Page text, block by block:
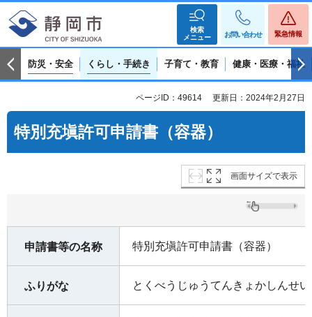
検索
メニュー
お問い合わせ 緊急情報
防災・安全 くらし・手続き 子育て・教育 健康・医療・福祉
ページID：49614 更新日：2024年2月27日
特別充塡許可申請書（容器）
画面サイズで表示
申請書等の名称 特別充塡許可申請書（容器）
ふりがな とくべうじゅうてんきょかしんせ